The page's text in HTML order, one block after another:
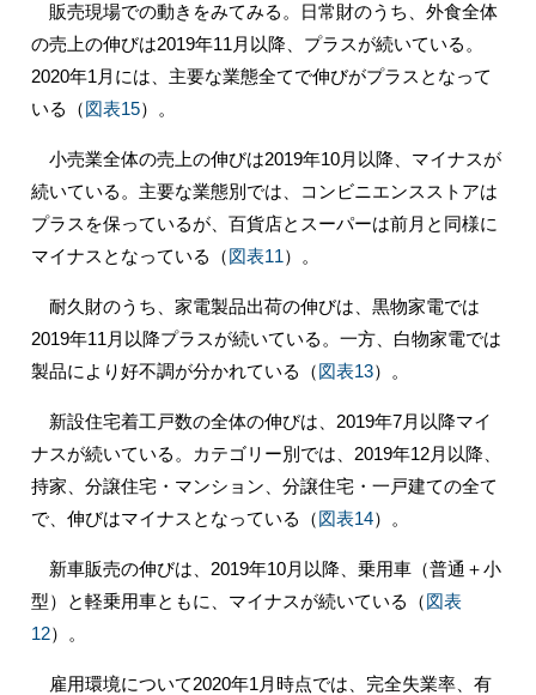
販売現場での動きをみてみる。日常財のうち、外食全体
の売上の伸びは2019年11月以降、プラスが続いている。
2020年1月には、主要な業態全てで伸びがプラスとなって
いる（図表15）。
小売業全体の売上の伸びは2019年10月以降、マイナスが
続いている。主要な業態別では、コンビニエンスストアは
プラスを保っているが、百貨店とスーパーは前月と同様に
マイナスとなっている（図表11）。
耐久財のうち、家電製品出荷の伸びは、黒物家電では
2019年11月以降プラスが続いている。一方、白物家電では
製品により好不調が分かれている（図表13）。
新設住宅着工戸数の全体の伸びは、2019年7月以降マイ
ナスが続いている。カテゴリー別では、2019年12月以降、
持家、分譲住宅・マンション、分譲住宅・一戸建ての全て
で、伸びはマイナスとなっている（図表14）。
新車販売の伸びは、2019年10月以降、乗用車（普通＋小
型）と軽乗用車ともに、マイナスが続いている（図表
12）。
雇用環境について2020年1月時点では、完全失業率、有